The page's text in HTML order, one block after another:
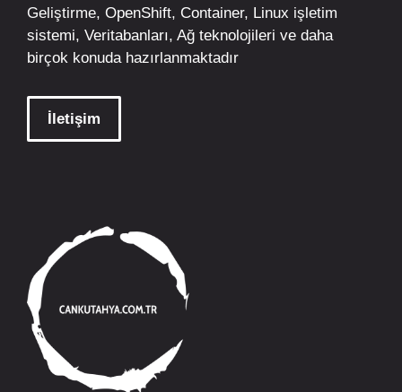
Geliştirme, OpenShift, Container, Linux işletim
sistemi, Veritabanları, Ağ teknolojileri ve daha
birçok konuda hazırlanmaktadır
İletişim